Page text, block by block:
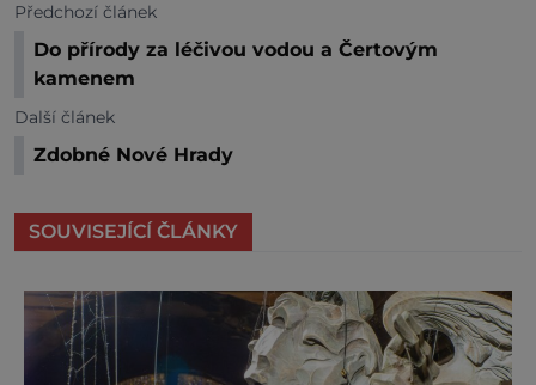
Předchozí článek
Do přírody za léčivou vodou a Čertovým
kamenem
Další článek
Zdobné Nové Hrady
SOUVISEJÍCÍ ČLÁNKY